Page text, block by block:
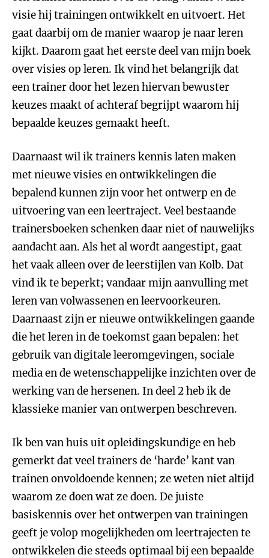
visie hij trainingen ontwikkelt en uitvoert. Het
gaat daarbij om de manier waarop je naar leren
kijkt. Daarom gaat het eerste deel van mijn boek
over visies op leren. Ik vind het belangrijk dat
een trainer door het lezen hiervan bewuster
keuzes maakt of achteraf begrijpt waarom hij
bepaalde keuzes gemaakt heeft.
Daarnaast wil ik trainers kennis laten maken
met nieuwe visies en ontwikkelingen die
bepalend kunnen zijn voor het ontwerp en de
uitvoering van een leertraject. Veel bestaande
trainersboeken schenken daar niet of nauwelijks
aandacht aan. Als het al wordt aangestipt, gaat
het vaak alleen over de leerstijlen van Kolb. Dat
vind ik te beperkt; vandaar mijn aanvulling met
leren van volwassenen en leervoorkeuren.
Daarnaast zijn er nieuwe ontwikkelingen gaande
die het leren in de toekomst gaan bepalen: het
gebruik van digitale leeromgevingen, sociale
media en de wetenschappelijke inzichten over de
werking van de hersenen. In deel 2 heb ik de
klassieke manier van ontwerpen beschreven.
Ik ben van huis uit opleidingskundige en heb
gemerkt dat veel trainers de ‘harde’ kant van
trainen onvoldoende kennen; ze weten niet altijd
waarom ze doen wat ze doen. De juiste
basiskennis over het ontwerpen van trainingen
geeft je volop mogelijkheden om leertrajecten te
ontwikkelen die steeds optimaal bij een bepaalde